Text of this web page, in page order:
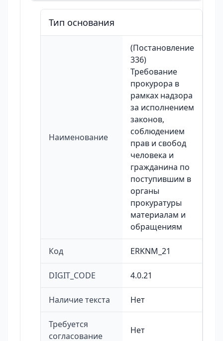
Тип основания
Наименование
(Постановление
336)
Требование
прокурора в
рамках надзора
за исполнением
законов,
соблюдением
прав и свобод
человека и
гражданина по
поступившим в
органы
прокуратуры
материалам и
обращениям
Код ERKNM_21
DIGIT_CODE 4.0.21
Наличие текста Нет
Требуется
согласование
Нет